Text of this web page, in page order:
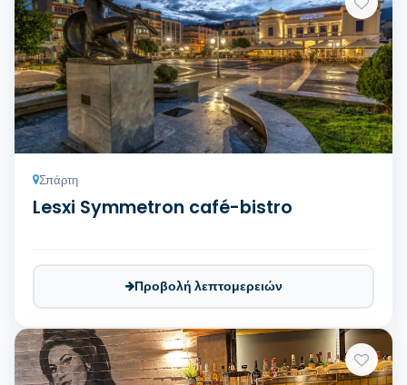
Σπάρτη
Lesxi Symmetron café-bistro
Προβολή λεπτομερειών